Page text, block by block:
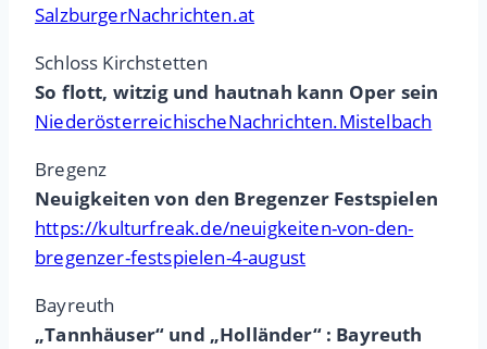
SalzburgerNachrichten.at
Schloss Kirchstetten
So flott, witzig und hautnah kann Oper sein
NiederösterreichischeNachrichten.Mistelbach
Bregenz
Neuigkeiten von den Bregenzer Festspielen
https://kulturfreak.de/neuigkeiten-von-den-
bregenzer-festspielen-4-august
Bayreuth
„Tannhäuser“ und „Holländer“ : Bayreuth